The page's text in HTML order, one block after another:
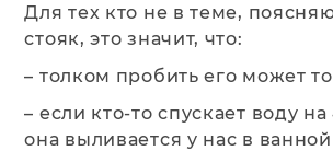
Для тех кто не в теме,
стояк, это значит, что:
– толком пробить его может
– если кто-то спускает воду
она выливается у нас в